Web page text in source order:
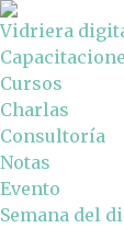
Vidriera
Cursos
Charlas
Consultoría
Notas
Evento
Semana del